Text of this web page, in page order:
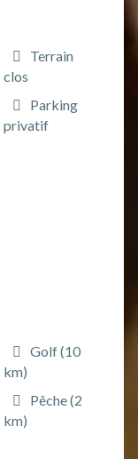
Terrain
clos
Parking
privatif
Golf (10
km)
Pêche (2
km)